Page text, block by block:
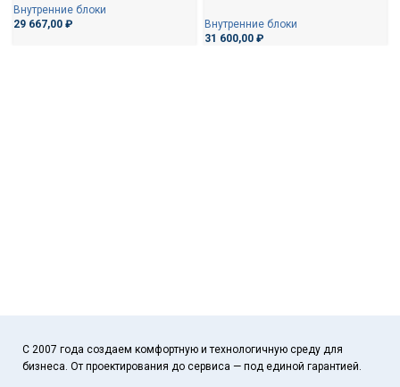
Внутренние блоки
29 667,00 ₽
Внутренние блоки
31 600,00 ₽
С 2007 года создаем комфортную и технологичную среду для
бизнеса. От проектирования до сервиса — под единой гарантией.